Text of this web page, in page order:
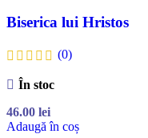
Biserica lui Hristos
(0)
În stoc
46.00 lei
Adaugă în coș